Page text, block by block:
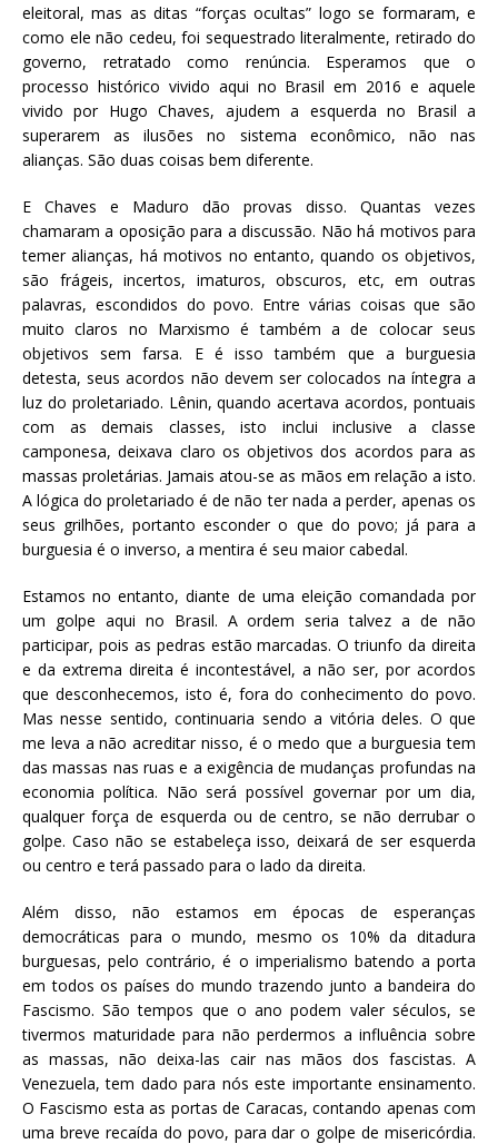
eleitoral, mas as ditas “forças ocultas” logo se formaram, e
como ele não cedeu, foi sequestrado literalmente, retirado do
governo, retratado como renúncia. Esperamos que o
processo histórico vivido aqui no Brasil em 2016 e aquele
vivido por Hugo Chaves, ajudem a esquerda no Brasil a
superarem as ilusões no sistema econômico, não nas
alianças. São duas coisas bem diferente.
E Chaves e Maduro dão provas disso. Quantas vezes
chamaram a oposição para a discussão. Não há motivos para
temer alianças, há motivos no entanto, quando os objetivos,
são frágeis, incertos, imaturos, obscuros, etc, em outras
palavras, escondidos do povo. Entre várias coisas que são
muito claros no Marxismo é também a de colocar seus
objetivos sem farsa. E é isso também que a burguesia
detesta, seus acordos não devem ser colocados na íntegra a
luz do proletariado. Lênin, quando acertava acordos, pontuais
com as demais classes, isto inclui inclusive a classe
camponesa, deixava claro os objetivos dos acordos para as
massas proletárias. Jamais atou-se as mãos em relação a isto.
A lógica do proletariado é de não ter nada a perder, apenas os
seus grilhões, portanto esconder o que do povo; já para a
burguesia é o inverso, a mentira é seu maior cabedal.
Estamos no entanto, diante de uma eleição comandada por
um golpe aqui no Brasil. A ordem seria talvez a de não
participar, pois as pedras estão marcadas. O triunfo da direita
e da extrema direita é incontestável, a não ser, por acordos
que desconhecemos, isto é, fora do conhecimento do povo.
Mas nesse sentido, continuaria sendo a vitória deles. O que
me leva a não acreditar nisso, é o medo que a burguesia tem
das massas nas ruas e a exigência de mudanças profundas na
economia política. Não será possível governar por um dia,
qualquer força de esquerda ou de centro, se não derrubar o
golpe. Caso não se estabeleça isso, deixará de ser esquerda
ou centro e terá passado para o lado da direita.
Além disso, não estamos em épocas de esperanças
democráticas para o mundo, mesmo os 10% da ditadura
burguesas, pelo contrário, é o imperialismo batendo a porta
em todos os países do mundo trazendo junto a bandeira do
Fascismo. São tempos que o ano podem valer séculos, se
tivermos maturidade para não perdermos a influência sobre
as massas, não deixa-las cair nas mãos dos fascistas. A
Venezuela, tem dado para nós este importante ensinamento.
O Fascismo esta as portas de Caracas, contando apenas com
uma breve recaída do povo, para dar o golpe de misericórdia.